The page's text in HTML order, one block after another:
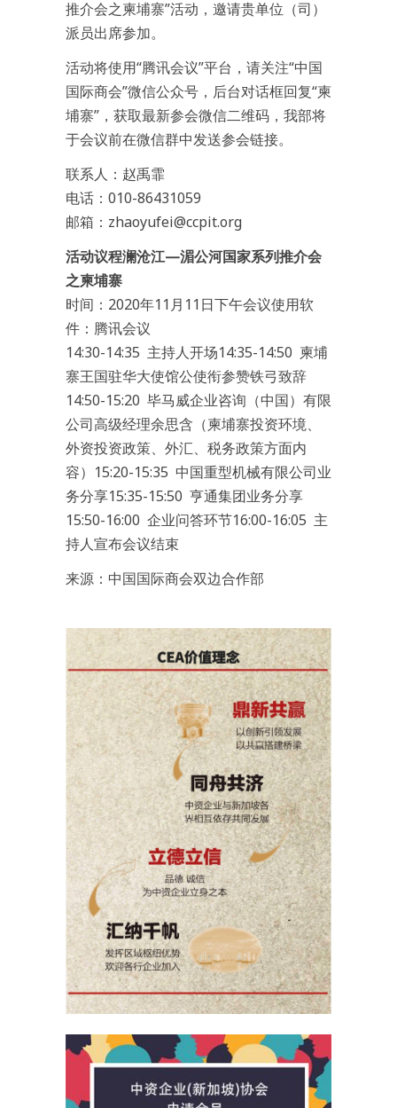
推介会之柬埔寨”活动，邀请贵单位（司）
派员出席参加。
活动将使用“腾讯会议”平台，请关注“中国
国际商会”微信公众号，后台对话框回复“柬
埔寨”，获取最新参会微信二维码，我部将
于会议前在微信群中发送参会链接。
联系人：赵禹霏
电话：010-86431059
邮箱：zhaoyufei@ccpit.org
活动议程澜沧江—湄公河国家系列推介会
之柬埔寨
时间：2020年11月11日下午会议使用软
件：腾讯会议
14:30-14:35 主持人开场14:35-14:50 柬埔
寨王国驻华大使馆公使衔参赞铁弓致辞
14:50-15:20 毕马威企业咨询（中国）有限
公司高级经理余思含（柬埔寨投资环境、
外资投资政策、外汇、税务政策方面内
容）15:20-15:35 中国重型机械有限公司业
务分享15:35-15:50 亨通集团业务分享
15:50-16:00 企业问答环节16:00-16:05 主
持人宣布会议结束
来源：中国国际商会双边合作部